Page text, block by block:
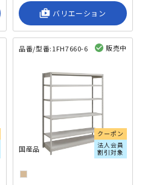
shop_2 バリエーション
品番/型番:1FH7660-6 販売中
クーポン
法人会員
割引対象
国産品